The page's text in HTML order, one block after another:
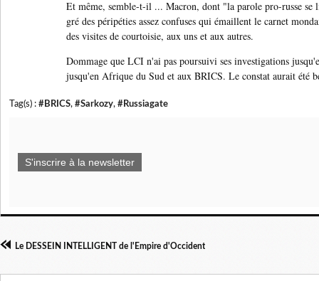
Et même, semble-t-il ... Macron, dont "la parole pro-russe se
gré des péripéties assez confuses qui émaillent le carnet
des visites de courtoisie, aux uns et aux autres.
Dommage que LCI n'ai pas poursuivi ses investigations
jusqu'en Afrique du Sud et aux BRICS. Le constat aurait été
Tag(s) : #BRICS, #Sarkozy, #Russiagate
S'inscrire à la newsletter
Le DESSEIN INTELLIGENT de l'Empire d'Occident